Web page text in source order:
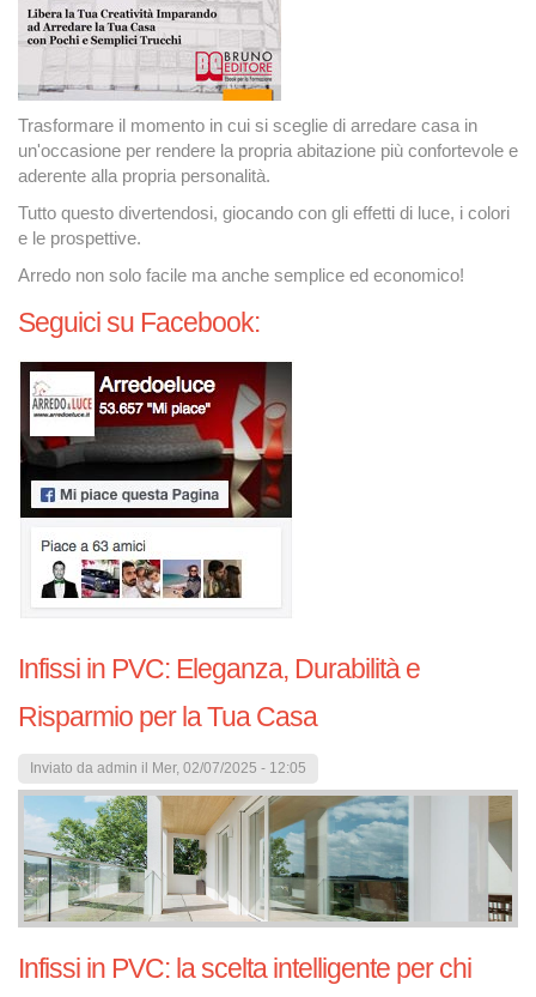
Trasformare il momento in cui si sceglie di arredare casa in
un'occasione per rendere la propria abitazione più confortevole e
aderente alla propria personalità.
Tutto questo divertendosi, giocando con gli effetti di luce, i colori
e le prospettive.
Arredo non solo facile ma anche semplice ed economico!
Seguici su Facebook:
Infissi in PVC: Eleganza, Durabilità e
Risparmio per la Tua Casa
Inviato da admin il Mer, 02/07/2025 - 12:05
Infissi in PVC: la scelta intelligente per chi